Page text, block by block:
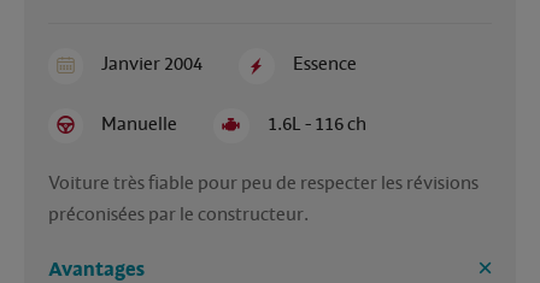
Janvier 2004 Essence
Manuelle 1.6L - 116 ch
Voiture très fiable pour peu de respecter les révisions
préconisées par le constructeur.
Avantages